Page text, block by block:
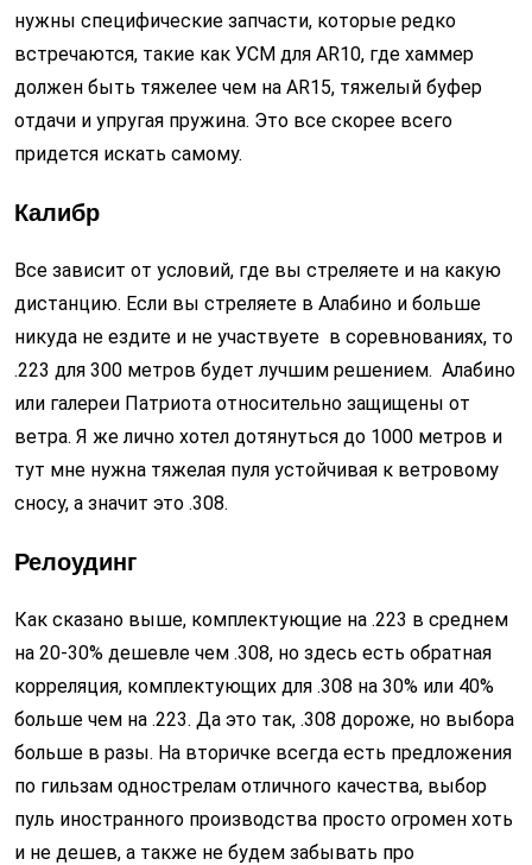
нужны специфические запчасти, которые редко
встречаются, такие как УСМ для AR10, где хаммер
должен быть тяжелее чем на AR15, тяжелый буфер
отдачи и упругая пружина. Это все скорее всего
придется искать самому.
Калибр
Все зависит от условий, где вы стреляете и на какую
дистанцию. Если вы стреляете в Алабино и больше
никуда не ездите и не участвуете в соревнованиях, то
.223 для 300 метров будет лучшим решением. Алабино
или галереи Патриота относительно защищены от
ветра. Я же лично хотел дотянуться до 1000 метров и
тут мне нужна тяжелая пуля устойчивая к ветровому
сносу, а значит это .308.
Релоудинг
Как сказано выше, комплектующие на .223 в среднем
на 20-30% дешевле чем .308, но здесь есть обратная
корреляция, комплектующих для .308 на 30% или 40%
больше чем на .223. Да это так, .308 дороже, но выбора
больше в разы. На вторичке всегда есть предложения
по гильзам однострелам отличного качества, выбор
пуль иностранного производства просто огромен хоть
и не дешев, а также не будем забывать про